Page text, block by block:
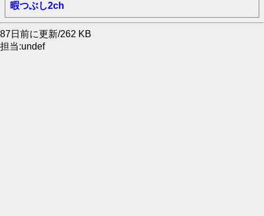
暇つぶし2ch
87日前に更新/262 KB
担当:undef